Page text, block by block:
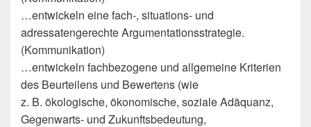
…entwickeln eine fach-, situations- und
adressatengerechte Argumentationsstrategie.
(Kommunikation)
…entwickeln fachbezogene und allgemeine Kriterien
des Beurteilens und Bewertens (wie
z. B. ökologische, ökonomische, soziale Adäquanz,
Gegenwarts- und Zukunftsbedeutung,